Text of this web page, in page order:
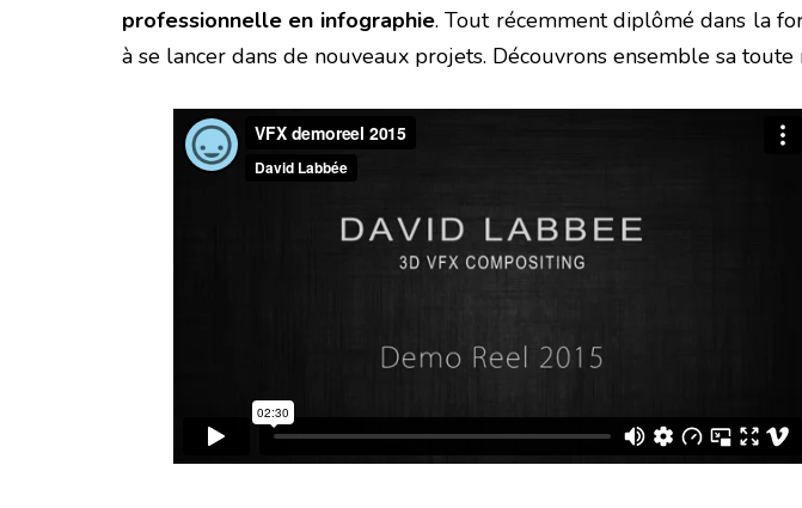
professionnelle en infographie. Tout récemment diplômé dans la
à se lancer dans de nouveaux projets. Découvrons ensemble sa